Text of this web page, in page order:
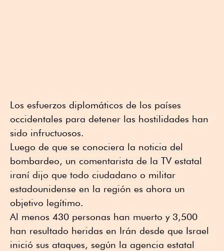
Los esfuerzos diplomáticos de los países
occidentales para detener las hostilidades han
sido infructuosos.
Luego de que se conociera la noticia del
bombardeo, un comentarista de la TV estatal
iraní dijo que todo ciudadano o militar
estadounidense en la región es ahora un
objetivo legítimo.
Al menos 430 personas han muerto y 3,500
han resultado heridas en Irán desde que Israel
inició sus ataques, según la agencia estatal